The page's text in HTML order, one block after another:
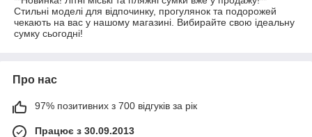
Стильні моделі для відпочинку, прогулянок та подорожей
чекають на вас у нашому магазині. Вибирайте свою ідеальну
сумку сьогодні!
Про нас
97% позитивних з 700 відгуків за рік
Працює з 30.09.2013